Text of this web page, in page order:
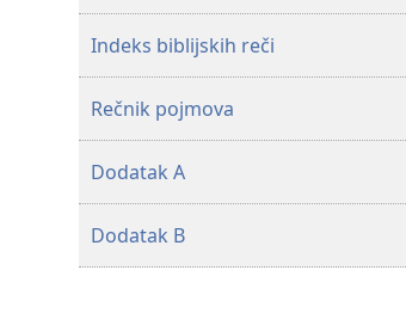
2019)2019)
Indeks biblijskih reči
Rečnik pojmova
Dodatak A
Dodatak B